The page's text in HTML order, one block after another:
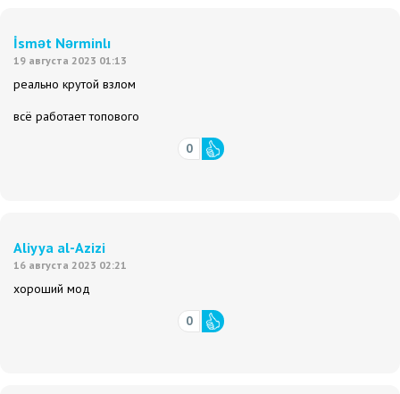
İsmət Nərminlı
19 августа 2023 01:13
реально крутой взлом
всё работает топового
0
Aliyya al-Azizi
16 августа 2023 02:21
хороший мод
0